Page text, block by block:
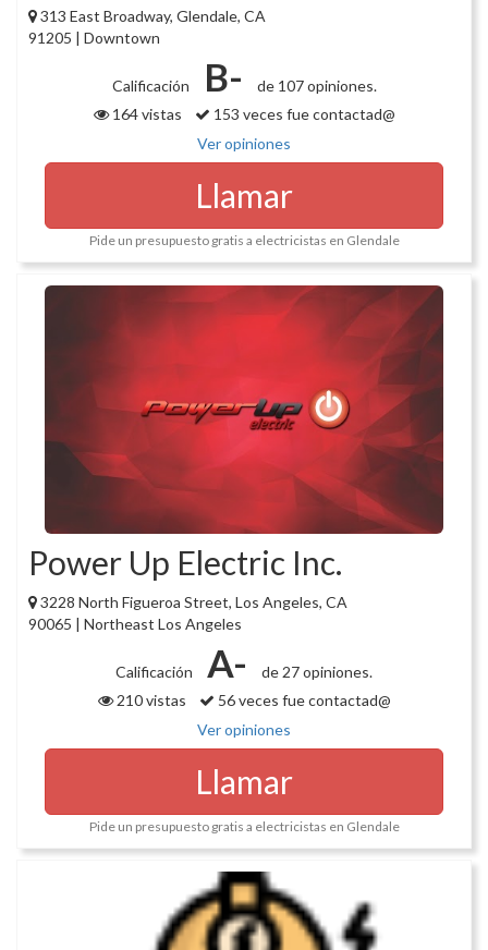
313 East Broadway, Glendale, CA
91205 | Downtown
Calificación B-
de 107 opiniones.
164 vistas
153 veces fue contactad@
Ver opiniones
Llamar
Pide un presupuesto gratis a electricistas en Glendale
Power Up Electric Inc.
3228 North Figueroa Street, Los Angeles, CA
90065 | Northeast Los Angeles
Calificación A-
de 27 opiniones.
210 vistas
56 veces fue contactad@
Ver opiniones
Llamar
Pide un presupuesto gratis a electricistas en Glendale